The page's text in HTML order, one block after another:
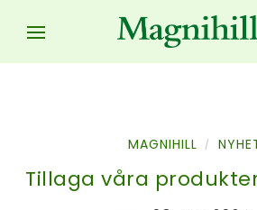
MAGNIHILL /
Tillaga våra